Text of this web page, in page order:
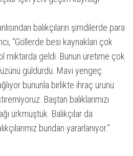
balıkçıların şimdilerde para
“Göllerde besi kaynakları çok
miktarda geldi. Bunun üretime çok
yüzünü güldürdü. Mavi yengeç
bununla birlikte ihraç ürünü
Baştan balıklarımızı
ürkmüştük. Balıkçılar da
bundan yararlanıyor.”